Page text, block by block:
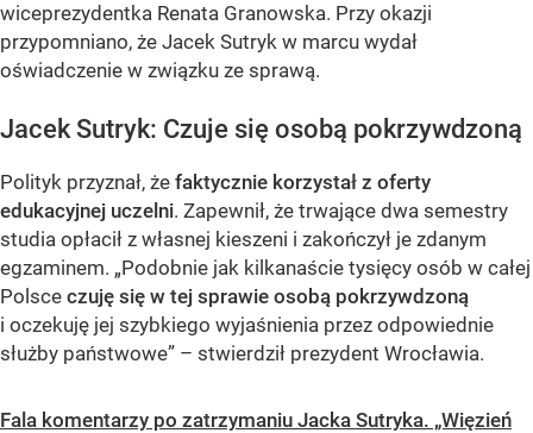
wiceprezydentka Renata Granowska. Przy okazji
przypomniano, że Jacek Sutryk w marcu wydał
oświadczenie w związku ze sprawą.
Jacek Sutryk: Czuje się osobą pokrzywdzoną
Polityk przyznał, że faktycznie korzystał z oferty
edukacyjnej uczelni. Zapewnił, że trwające dwa semestry
studia opłacił z własnej kieszeni i zakończył je zdanym
egzaminem. „Podobnie jak kilkanaście tysięcy osób w całej
Polsce czuję się w tej sprawie osobą pokrzywdzoną
i oczekuję jej szybkiego wyjaśnienia przez odpowiednie
służby państwowe” – stwierdził prezydent Wrocławia.
Fala komentarzy po zatrzymaniu Jacka Sutryka. „Więzień